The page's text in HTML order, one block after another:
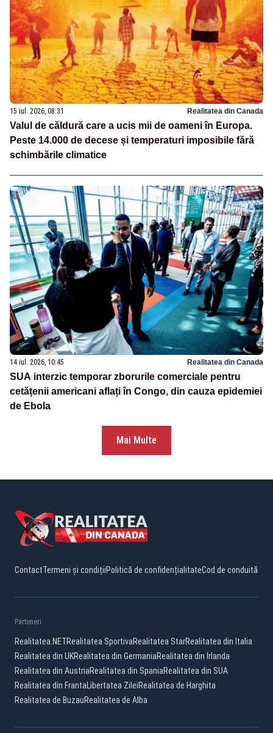
15 iul. 2026, 08:31 Realitatea din Canada
Valul de căldură care a ucis mii de oameni în Europa.
Peste 14.000 de decese și temperaturi imposibile fără
schimbările climatice
14 iul. 2026, 10:45 Realitatea din Canada
SUA interzic temporar zborurile comerciale pentru
cetățenii americani aflați în Congo, din cauza epidemiei
de Ebola
Mai Multe
ContactTermeni și condițiiPolitică de confidențialitateCod de conduită
Parteneri:
Realitatea.NETRealitatea SportivaRealitatea StarRealitatea din Italia
Realitatea din UKRealitatea din GermaniaRealitatea din Irlanda
Realitatea din AustriaRealitatea din SpaniaRealitatea din SUA
Realitatea din FrantaLibertatea ZileiRealitatea de Harghita
Realitatea de BuzauRealitatea de Alba